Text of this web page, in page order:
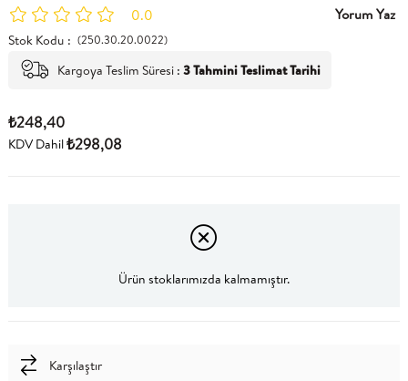
0.0 Yorum Yaz
Stok Kodu (250.30.20.0022)
Kargoya Teslim Süresi : 3 Tahmini Teslimat Tarihi
₺248,40
KDV Dahil₺298,08
Ürün stoklarımızda kalmamıştır.
Karşılaştır